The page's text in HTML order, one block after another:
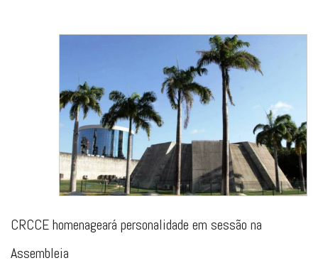
CRCCE homenageará personalidade em sessão na
Assembleia